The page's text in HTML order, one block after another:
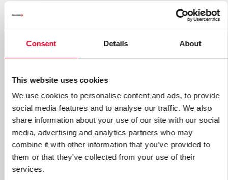
Consent Details About
This website uses cookies
We use cookies to personalise content and ads, to provide
social media features and to analyse our traffic. We also
share information about your use of our site with our social
media, advertising and analytics partners who may
combine it with other information that you’ve provided to
them or that they’ve collected from your use of their
services.